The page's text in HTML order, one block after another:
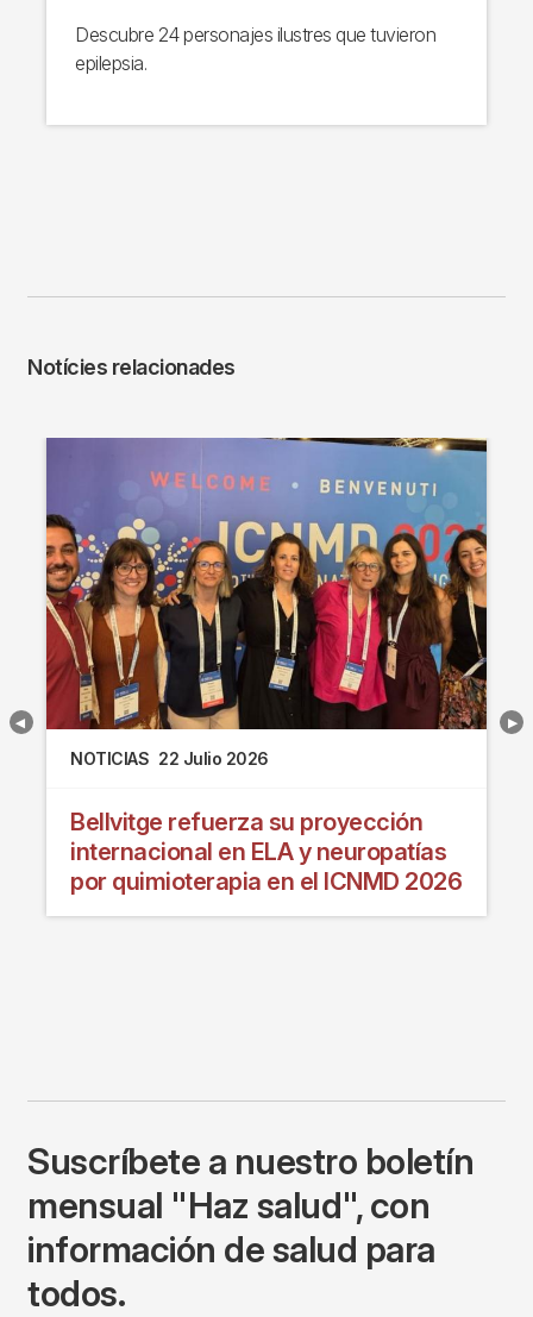
Descubre 24 personajes ilustres que tuvieron
epilepsia.
Notícies relacionades
NOTICIAS 22 Julio 2026
Bellvitge refuerza su proyección
internacional en ELA y neuropatías
por quimioterapia en el ICNMD 2026
Suscríbete a nuestro boletín
mensual "Haz salud", con
información de salud para
todos.